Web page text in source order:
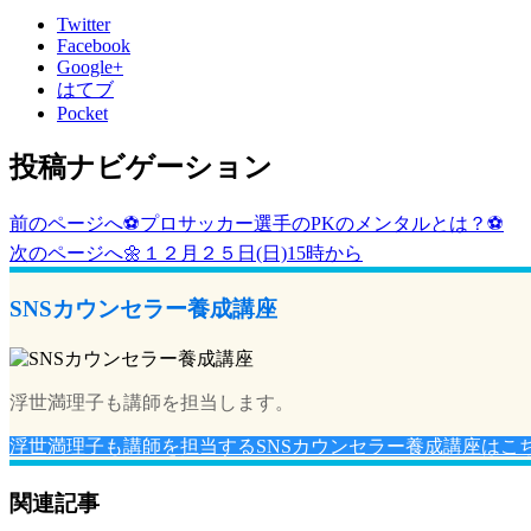
Twitter
Facebook
Google+
はてブ
Pocket
投稿ナビゲーション
前のページへ⚽️プロサッカー選手のPKのメンタルとは？⚽️
次のページへ🌼１２月２５日(日)15時から
SNSカウンセラー養成講座
浮世満理子も講師を担当します。
浮世満理子も講師を担当するSNSカウンセラー養成講座はこ
関連記事